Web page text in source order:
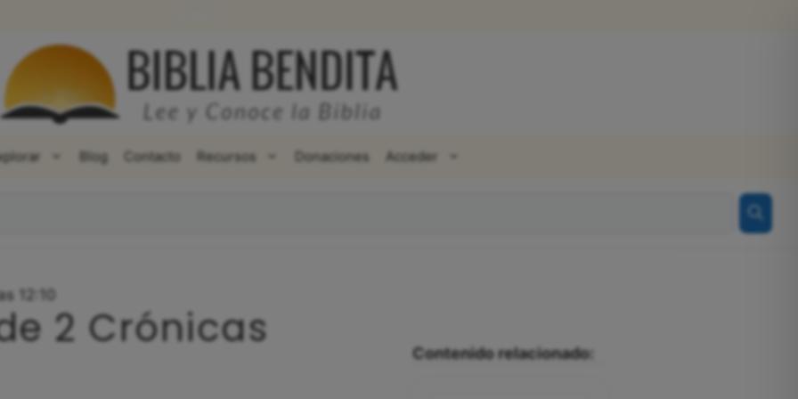
Blog Contacto Recursos Donaciones Acceder
12:10
2 Crónicas
Contenido relacionado: